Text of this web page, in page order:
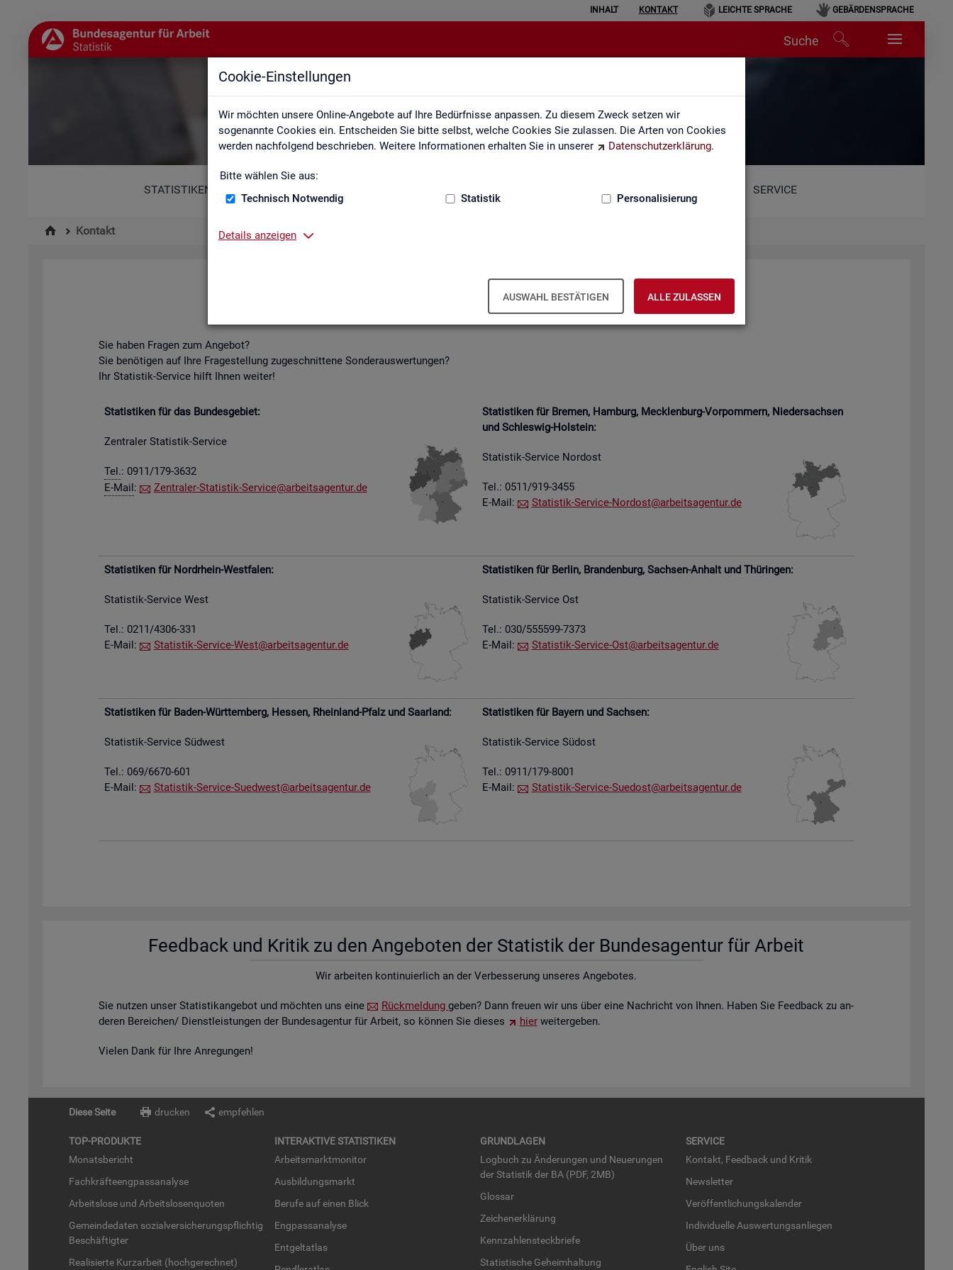
Cookie-Einstellungen
Wir möchten unsere Online-Angebote auf Ihre Bedürfnisse anpassen. Zu diesem Zweck setzen wir
sogenannte Cookies ein. Entscheiden Sie bitte selbst, welche Cookies Sie zulassen. Die Arten von Cookies
werden nachfolgend beschrieben. Weitere Informationen erhalten Sie in unserer
Datenschutzerklärung.
Bitte wählen Sie aus:
Technisch Notwendig
Statistik Personalisierung
Details anzeigen
AUSWAHL BESTÄTIGEN ALLE ZULASSEN
INHALT KONTAKT LEICHTE SPRACHE GEBÄRDENSPRACHE
Suche
Kontakt
STATISTIKEN SERVICE
Kontakt
Kon­takt
Nut­zen Sie die Mög­lich­keit mit uns in Kon­takt zu tre­ten!
Sie haben Fra­gen zum An­ge­bot?
Sie be­nö­ti­gen auf Ihre Fra­ge­stel­lung zu­ge­schnit­te­ne Son­der­aus­wer­tun­gen?
Ihr Sta­tis­tik-Ser­vice hilft Ihnen wei­ter!
Sta­tis­ti­ken für das Bun­des­ge­biet:
Zen­tra­ler Sta­tis­tik-Ser­vice
Tel.: 0911/179-3632
E-Mail: Zen­tra­ler-Sta­tis­tik-Ser­vice@​arb​eits​agen​tur.​de
Sta­tis­ti­ken für Bre­men, Ham­burg, Meck­len­burg-Vor­pom­mern, Nie­der­sach­sen
und Schles­wig-Hol­stein:
Sta­tis­tik-Ser­vice Nord­ost
Tel.: 0511/919-3455
E-Mail:
Sta­tis­tik-Ser­vice-Nord­ost@​arb​eits​agen​tur.​de
Sta­tis­ti­ken für Nord­rhein-West­fa­len:
Sta­tis­tik-Ser­vice West
Tel.: 0211/4306-331
E-Mail:
Sta­tis­tik-Ser­vice-West@​arb​eits​agen​tur.​de
Sta­tis­ti­ken für Ber­lin, Bran­den­burg, Sach­sen-An­halt und Thü­rin­gen:
Sta­tis­tik-Ser­vice Ost
Tel.: 030/555599-7373
E-Mail:
Sta­tis­tik-Ser­vice-Ost@​arb​eits​agen​tur.​de
Sta­tis­ti­ken für Baden-Würt­tem­berg, Hes­sen, Rhein­land-Pfalz und Saar­land:
Sta­tis­tik-Ser­vice Süd­west
Tel.: 069/6670-601
E-Mail:
Sta­tis­tik-Ser­vice-Su­ed­west@​arb​eits​agen​tur.​de
Sta­tis­ti­ken für Bay­ern und Sach­sen:
Sta­tis­tik-Ser­vice Süd­ost
Tel.: 0911/179-8001
E-Mail:
Sta­tis­tik-Ser­vice-Su­e­dost@​arb​eits​agen​tur.​de
Feed­back und Kri­tik zu den An­ge­bo­ten der Sta­tis­tik der Bun­des­agen­tur für Ar­beit
Wir ar­bei­ten kon­ti­nu­ier­lich an der Ver­bes­se­rung un­se­res An­ge­bo­tes.
Sie nut­zen unser Sta­tis­tik­an­ge­bot und möch­ten uns eine Rück­mel­dung geben? Dann freu­en wir uns über eine Nach­richt von Ihnen. Haben Sie Feed­back zu an­
de­ren Be­rei­chen/ Dienst­leis­tun­gen der Bun­des­agen­tur für Ar­beit, so kön­nen Sie die­ses
hierwei­ter­ge­ben.
Vie­len Dank für Ihre An­re­gun­gen!
Diese Seite drucken empfehlen
TOP-PRO­DUK­TE
Mo­nats­be­richt
Fach­kräf­te­eng­pass­ana­ly­se
Ar­beits­lo­se und Ar­beits­lo­sen­quo­ten
Ge­mein­de­da­ten so­zi­al­ver­si­che­rungs­pflich­tig
Be­schäf­tig­ter
Rea­li­sier­te Kurz­ar­beit (hoch­ge­rech­net)
IN­TER­AK­TI­VE STA­TIS­TI­KEN
Ar­beits­markt­mo­ni­tor
Aus­bil­dungs­markt
Be­ru­fe auf einen Blick
Eng­pass­ana­ly­se
Ent­gel­t­at­las
GRUND­LA­GEN
Log­buch zu Än­de­run­gen und Neue­run­gen
der Sta­tis­tik der BA (PDF, 2MB)
Glos­sar
Zei­chen­er­klä­rung
Kenn­zah­len­steck­brie­fe
Sta­tis­ti­sche Ge­heim­hal­tung
SER­VICE
Kon­takt, Feed­back und Kri­tik
News­let­ter
Ver­öf­fent­li­chungs­ka­len­der
In­di­vi­du­el­le Aus­wer­tungs­an­lie­gen
Über uns